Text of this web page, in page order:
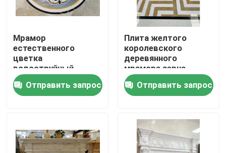
Домой
Продукты
О нас
Экскурсия по заводу
Мрамор
естественного
цветка
водоструйный
круглый кроет ковер
черепицей
медальона
Отправить запрос
Плита желтого
королевского
деревянного
мрамора зерна
каменная для
медальона лобби
водоструйного
Отправить запрос